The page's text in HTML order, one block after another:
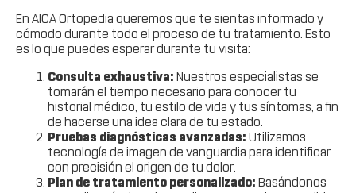
En AICA Ortopedia queremos que te sientas informado y
cómodo durante todo el proceso de tu tratamiento. Esto
es lo que puedes esperar durante tu visita:
Consulta exhaustiva: Nuestros especialistas se
tomarán el tiempo necesario para conocer tu
historial médico, tu estilo de vida y tus síntomas, a fin
de hacerse una idea clara de tu estado.
Pruebas diagnósticas avanzadas: Utilizamos
tecnología de imagen de vanguardia para identificar
con precisión el origen de tu dolor.
Plan de tratamiento personalizado: Basándonos